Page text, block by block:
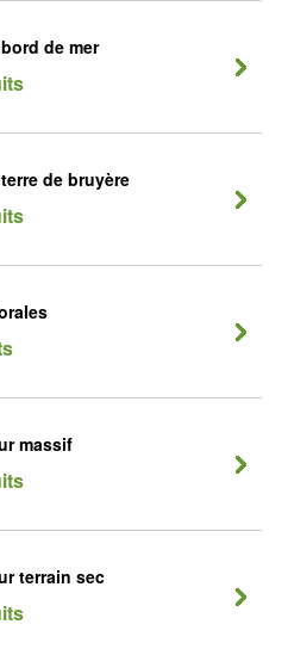
de mer
de bruyère
massif
terrain sec